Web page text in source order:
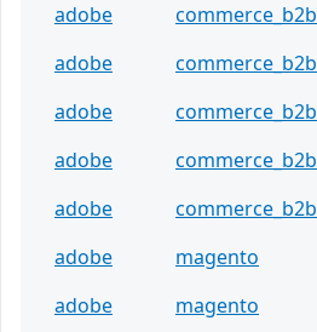
adobe
commerce_b2b
adobe
commerce_b2b
adobe
commerce_b2b
adobe
commerce_b2b
adobe
commerce_b2b
adobe
magento
adobe
magento